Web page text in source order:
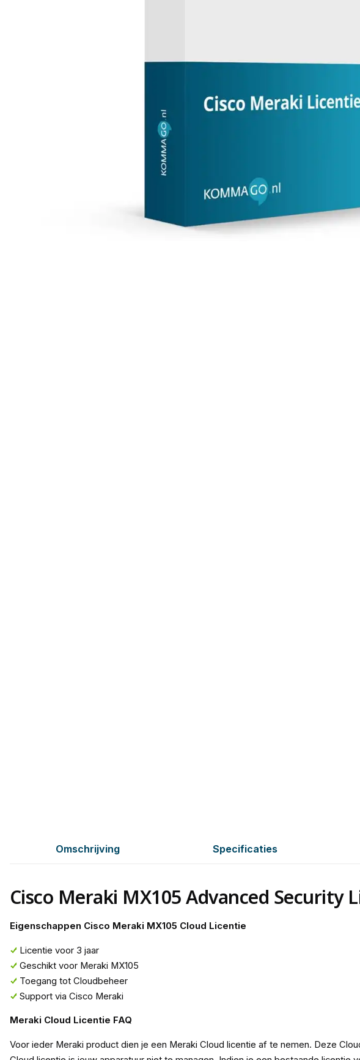
Omschrijving Specificaties
Cisco Meraki MX105 Advanced Security
Eigenschappen Cisco Meraki MX105 Cloud Licentie
Licentie voor 3 jaar
Geschikt voor Meraki MX105
Toegang tot Cloudbeheer
Support via Cisco Meraki
Meraki Cloud Licentie FAQ
Voor ieder Meraki product dien je een Meraki Cloud licentie af te nemen. Deze